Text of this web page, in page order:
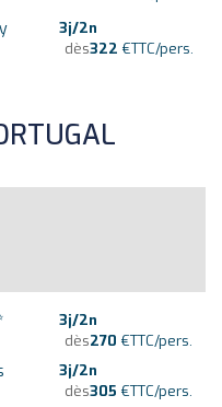
3j/2n
dès322 €TTC/pers.
3j/2n
dès270 €TTC/pers.
3j/2n
dès305 €TTC/pers.